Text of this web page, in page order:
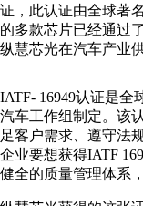
证，此认证由全球著
的多款芯片已经通过
纵慧芯光在汽车产业
IATF- 16949认证是
汽车工作组制定。该
足客户需求、遵守法
企业要想获得IATF
健全的质量管理体系